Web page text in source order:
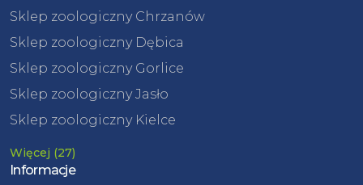
Sklep zoologiczny Chrzanów
Sklep zoologiczny Dębica
Sklep zoologiczny Gorlice
Sklep zoologiczny Jasło
Sklep zoologiczny Kielce
Więcej (27)
Informacje